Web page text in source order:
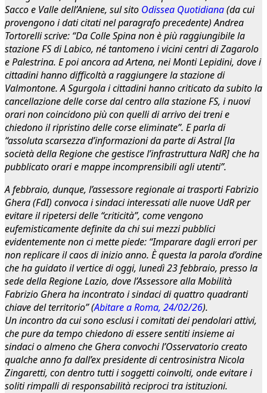
Sacco e Valle dell’Aniene, sul sito Odissea Quotidiana(da cui
provengono i dati citati nel paragrafo precedente) Andrea
Tortorelli scrive: “Da Colle Spina non è più raggiungibile la
stazione FS di Labico, né tantomeno i vicini centri di Zagarolo
e Palestrina. E poi ancora ad Artena, nei Monti Lepidini, dove i
cittadini hanno difficoltà a raggiungere la stazione di
Valmontone. A Sgurgola i cittadini hanno criticato da subito la
cancellazione delle corse dal centro alla stazione FS, i nuovi
orari non coincidono più con quelli di arrivo dei treni e
chiedono il ripristino delle corse eliminate”. E parla di
“assoluta scarsezza d’informazioni da parte di Astral [la
società della Regione che gestisce l’infrastruttura NdR] che ha
pubblicato orari e mappe incomprensibili agli utenti”.
A febbraio, dunque, l’assessore regionale ai trasporti Fabrizio
Ghera (FdI) convoca i sindaci interessati alle nuove UdR per
evitare il ripetersi delle “criticità”, come vengono
eufemisticamente definite da chi sui mezzi pubblici
evidentemente non ci mette piede: “Imparare dagli errori per
non replicare il caos di inizio anno. È questa la parola d’ordine
che ha guidato il vertice di oggi, lunedì 23 febbraio, presso la
sede della Regione Lazio, dove l’Assessore alla Mobilità
Fabrizio Ghera ha incontrato i sindaci di quattro quadranti
chiave del territorio” (Abitare a Roma, 24/02/26).
Un incontro da cui sono esclusi i comitati dei pendolari attivi,
che pure da tempo chiedono di essere sentiti insieme ai
sindaci o almeno che Ghera convochi l’Osservatorio creato
qualche anno fa dall’ex presidente di centrosinistra Nicola
Zingaretti, con dentro tutti i soggetti coinvolti, onde evitare i
soliti rimpalli di responsabilità reciproci tra istituzioni.